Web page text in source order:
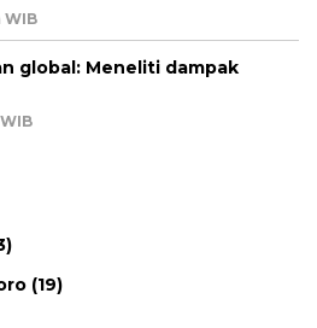
WIB
global: Meneliti dampak
(19)